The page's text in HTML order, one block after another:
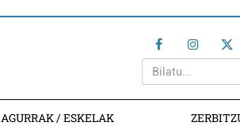
AGURRAK / ESKELAK